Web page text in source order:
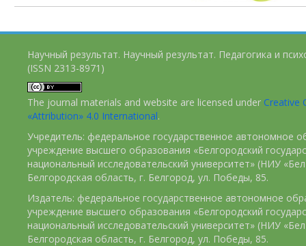
Научный результат. Научный результат. Педагогика и
(ISSN 2313-8971)
The journal materials and website are licensed under Creative
«Attribution» 4.0 International.
Учредитель: федеральное государственное автономное
учреждение высшего образования «Белгородский
национальный исследовательский университет» (НИУ
Белгородская область, г. Белгород, ул. Победы, 85.
Издатель: федеральное государственное автономное
учреждение высшего образования «Белгородский
национальный исследовательский университет» (НИУ
Белгородская область, г. Белгород, ул. Победы, 85.